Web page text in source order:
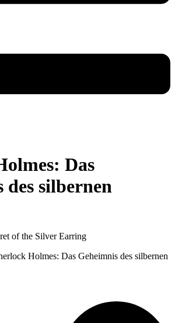
Das
des silbernen
of the Silver Earring
Holmes: Das Geheimnis des silbernen